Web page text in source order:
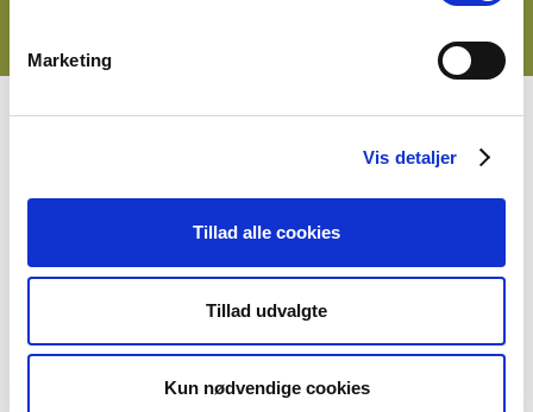
Marketing
Vis detaljer
Tillad alle cookies
Tillad udvalgte
Kun nødvendige cookies
Danmarks gejstlige
Brandsocietet
Danmarks gejstlige Brandsocietet
præsternes egen forsikringsforbindelse, som i
samarbejdsaftale med forsikringsselskabet